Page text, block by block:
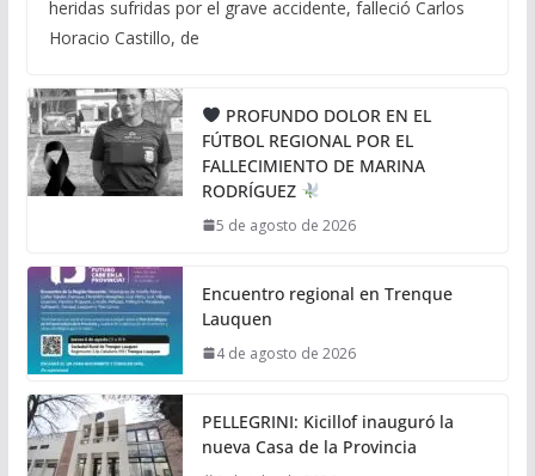
heridas sufridas por el grave accidente, falleció Carlos
Horacio Castillo, de
PROFUNDO DOLOR EN EL
FÚTBOL REGIONAL POR EL
FALLECIMIENTO DE MARINA
RODRÍGUEZ
5 de agosto de 2026
Encuentro regional en Trenque
Lauquen
4 de agosto de 2026
PELLEGRINI: Kicillof inauguró la
nueva Casa de la Provincia